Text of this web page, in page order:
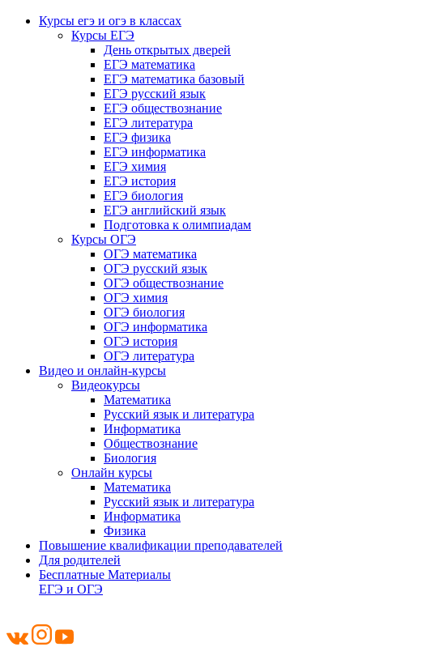
Курсы егэ и огэ в классах
Курсы ЕГЭ
День открытых дверей
ЕГЭ математика
ЕГЭ математика базовый
ЕГЭ русский язык
ЕГЭ обществознание
ЕГЭ литература
ЕГЭ физика
ЕГЭ информатика
ЕГЭ химия
ЕГЭ история
ЕГЭ биология
ЕГЭ английский язык
Подготовка к олимпиадам
Курсы ОГЭ
ОГЭ математика
ОГЭ русский язык
ОГЭ обществознание
ОГЭ химия
ОГЭ биология
ОГЭ информатика
ОГЭ история
ОГЭ литература
Видео и онлайн-курсы
Видеокурсы
Математика
Русский язык и литература
Информатика
Обществознание
Биология
Онлайн курсы
Математика
Русский язык и литература
Информатика
Физика
Повышение квалификации преподавателей
Для родителей
Бесплатные Материалы
ЕГЭ и ОГЭ